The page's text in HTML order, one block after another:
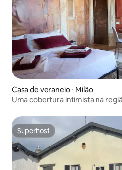
Casa de veraneio ⋅ Milão
Uma cobertura intimista na
Superhost
Superhost